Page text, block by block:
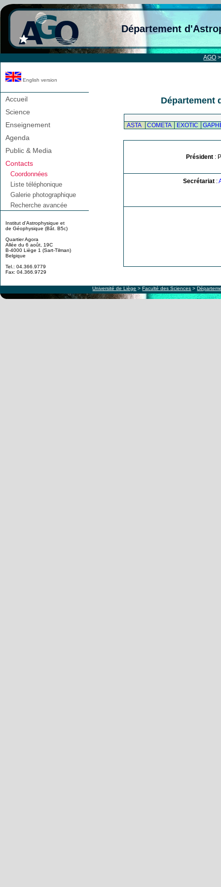
Département
AGO
English version
Accueil
Science
Enseignement
Agenda
Public & Media
Contacts
Coordonnées
Liste téléphonique
Galerie photographique
Recherche avancée
Institut d'Astrophysique et
de Géophysique (Bât. B5c)
Quartier Agora
Allée du 6 août, 19C
B-4000 Liège 1 (Sart-Tilman)
Belgique
Tel.: 04.366.9779
Fax: 04.366.9729
Département
ASTA COMETA EXOTIC
Président :
Secrétariat :
Université de Liège >Faculté des Sciences >